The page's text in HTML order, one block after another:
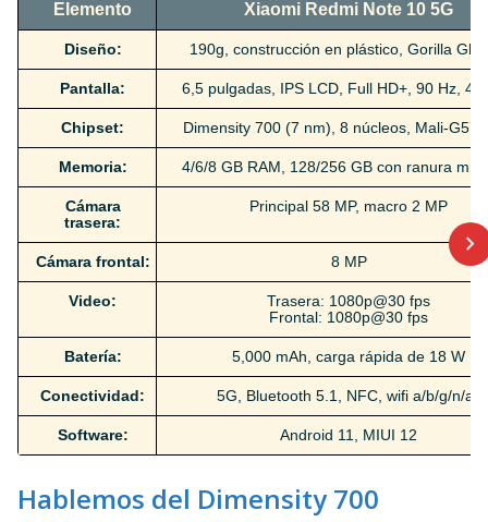
Elemento Xiaomi Redmi Note 10 5G
Diseño: 190g, construcción en plástico, Gorilla
Pantalla: 6,5 pulgadas, IPS LCD, Full HD+, 90 Hz,
Chipset: Dimensity 700 (7 nm), 8 núcleos, Mali-G57
Memoria: 4/6/8 GB RAM, 128/256 GB con ranura
Cámara
trasera:
Principal 58 MP, macro 2 MP
Cámara frontal: 8 MP
Video:
Trasera: 1080p@30 fps
Frontal: 1080p@30 fps
Batería: 5,000 mAh, carga rápida de 18 W
Conectividad: 5G, Bluetooth 5.1, NFC, wifi a/b/g/n/ac
Software: Android 11, MIUI 12
Hablemos del Dimensity 700